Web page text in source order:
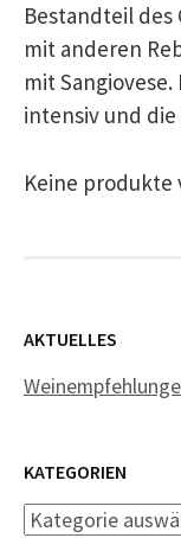
Bestandteil des
mit anderen
mit
intensiv und
Keine produkte
AKTUELLES
KATEGORIEN
Kategorien